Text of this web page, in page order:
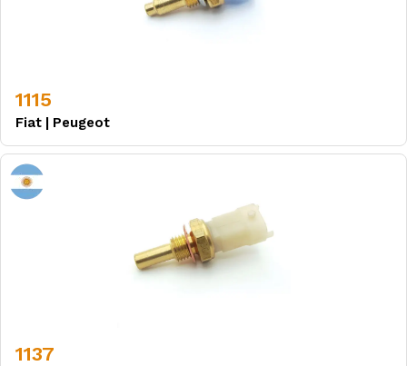
1115
Fiat | Peugeot
1137